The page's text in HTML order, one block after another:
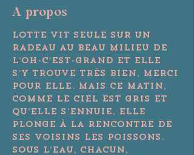
A propos
Lotte vit seule sur un
radeau au beau milieu de
l’oh-c’est-grand et elle
s’y trouve très bien, merci
pour elle. Mais ce matin,
comme le ciel est gris et
qu’elle s’ennuie, elle
plonge à la rencontre de
ses voisins les poissons.
Sous l’eau, chacun,